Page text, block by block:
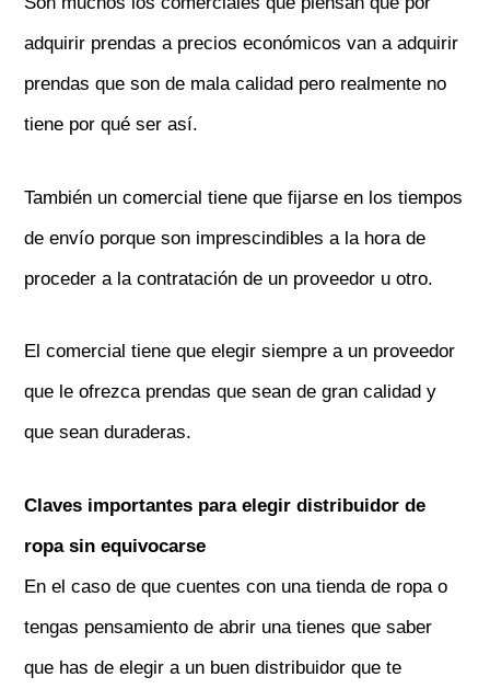
adquirir prendas a precios económicos van a adquirir
prendas que son de mala calidad pero realmente no
tiene por qué ser así.
También un comercial tiene que fijarse en los tiempos
de envío porque son imprescindibles a la hora de
proceder a la contratación de un proveedor u otro.
El comercial tiene que elegir siempre a un proveedor
que le ofrezca prendas que sean de gran calidad y
que sean duraderas.
Claves importantes para elegir distribuidor de
ropa sin equivocarse
En el caso de que cuentes con una tienda de ropa o
tengas pensamiento de abrir una tienes que saber
que has de elegir a un buen distribuidor que te